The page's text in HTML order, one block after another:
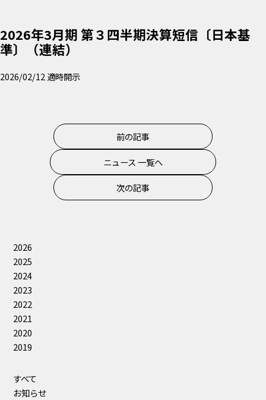
2026年3月期 第３四半期決算短信〔日本基
準〕（連結）
2026/02/12 適時開示
前の記事
ニュース 一覧へ
次の記事
2026
2025
2024
2023
2022
2021
2020
2019
すべて
お知らせ